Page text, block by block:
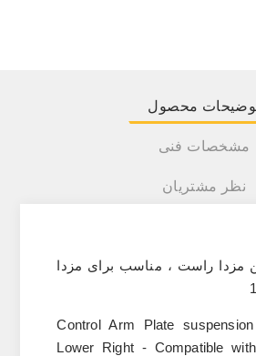
محصول
مشخصات فنی
نظر مشتریان
مزدا راست ، مناسب برای مزدا
Control Arm Plate
Lower Right - Compatible